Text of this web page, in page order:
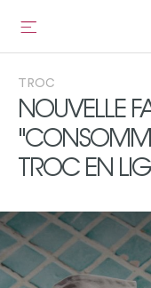
TROC
NOUVELLE
TROC EN